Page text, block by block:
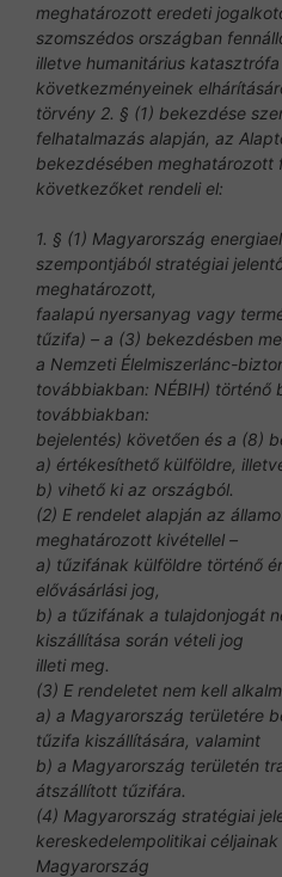
meghatározott eredeti
szomszédos országban
illetve humanitárius
következményeinek
törvény 2. § (1) bekezdése
felhatalmazás alapján, az
bekezdésében meghatározott
következőket rendeli el:
1. § (1) Magyarország
szempontjából stratégiai
meghatározott,
faalapú nyersanyag vagy
tűzifa) – a (3) bekezdésben
a Nemzeti Élelmiszerlánc-
továbbiakban: NÉBIH) történő
továbbiakban:
bejelentés) követően és a (8)
a) értékesíthető külföldre,
b) vihető ki az országból.
(2) E rendelet alapján az
meghatározott kivétellel –
a) tűzifának külföldre történő
elővásárlási jog,
b) a tűzifának a tulajdonjogát
kiszállítása során vételi jog
illeti meg.
(3) E rendeletet nem kell
a) a Magyarország területére
tűzifa kiszállítására, valamint
b) a Magyarország területén
átszállított tűzifára.
(4) Magyarország stratégiai
kereskedelempolitikai
Magyarország